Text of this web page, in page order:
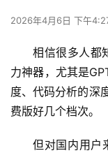
2026年4月6日 下午
相信很多人都
力神器，尤其是
度、代码分析的深
费版好几个档次。
但对国内用户